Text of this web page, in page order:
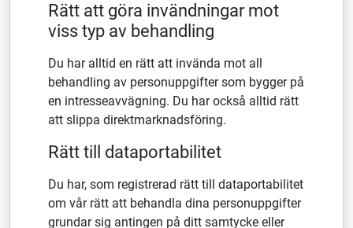
Rätt att göra invändningar mot
viss typ av behandling
Du har alltid en rätt att invända mot all
behandling av personuppgifter som bygger på
en intresseavvägning. Du har också alltid rätt
att slippa direktmarknadsföring.
Rätt till dataportabilitet
Du har, som registrerad rätt till dataportabilitet
om vår rätt att behandla dina personuppgifter
grundar sig antingen på ditt samtycke eller